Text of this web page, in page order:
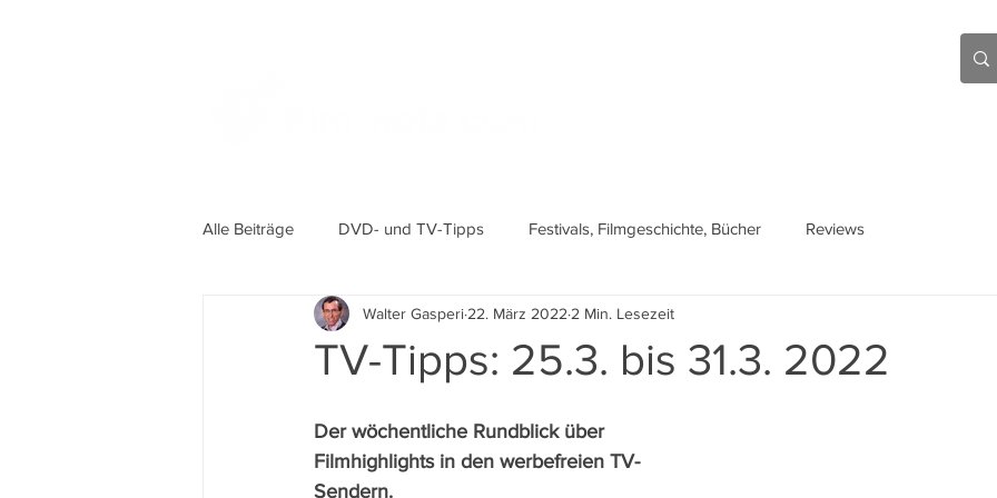
Alle Beiträge DVD- und TV-Tipps Festivals, Filmgeschichte, Bücher Reviews
TV-Tipps: 25.3. bis 31.3. 2022
Walter Gasperi 22. März 2022 2 Min. Lesezeit
Der wöchentliche Rundblick über
Filmhighlights in den werbefreien TV-
Sendern.